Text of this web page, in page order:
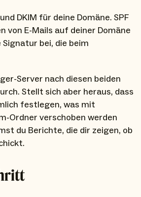
DKIM für deine Domäne. SPF
von E-Mails auf deiner Domäne
bei, die beim
Server nach diesen beiden
Stellt sich aber heraus, dass
festlegen, was mit
Ordner verschoben werden
du Berichte, die dir zeigen, ob